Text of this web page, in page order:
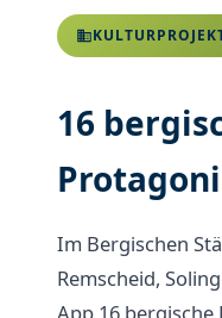
16
Im Bergischen
Remscheid,